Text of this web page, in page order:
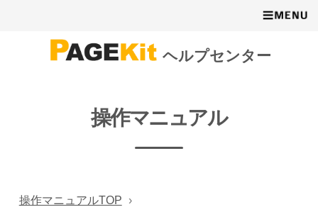
ヘルプセンター
操作マニュアル
操作マニュアルTOP